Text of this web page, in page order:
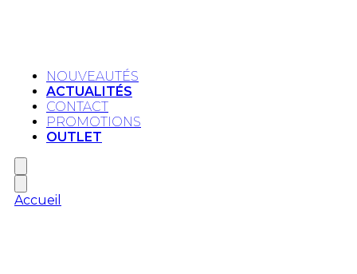
NOUVEAUTÉS
ACTUALITÉS
CONTACT
PROMOTIONS
OUTLET
Accueil